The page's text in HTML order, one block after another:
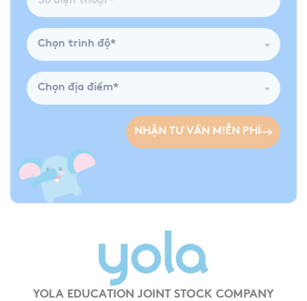
Chọn trình độ*
Chọn địa điểm*
NHẬN TƯ VẤN MIỄN PHÍ
YOLA EDUCATION JOINT STOCK COMPANY